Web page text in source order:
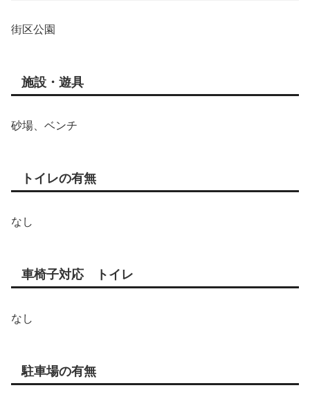
街区公園
施設・遊具
砂場、ベンチ
トイレの有無
なし
車椅子対応 トイレ
なし
駐車場の有無